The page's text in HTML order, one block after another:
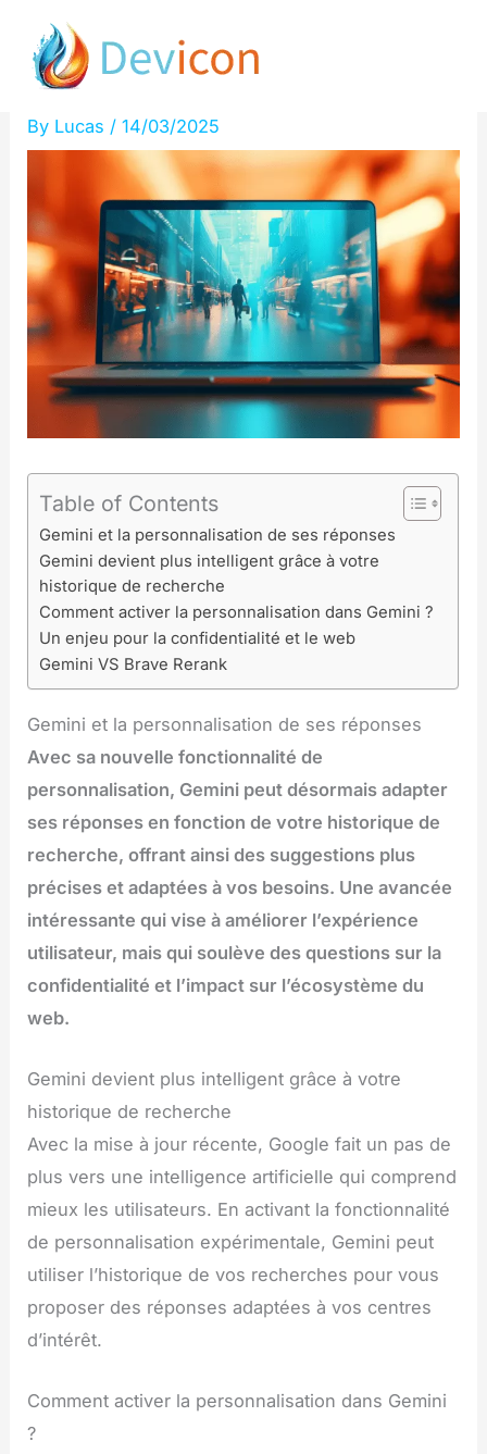
content
vos réponses plus précises
!
By Lucas /14/03/2025
Table of Contents
Gemini et la personnalisation de ses réponses
Gemini devient plus intelligent grâce à votre
historique de recherche
Comment activer la personnalisation dans Gemini ?
Un enjeu pour la confidentialité et le web
Gemini VS Brave Rerank
Gemini et la personnalisation de ses réponses
Avec sa nouvelle fonctionnalité de
personnalisation, Gemini peut désormais adapter
ses réponses en fonction de votre historique de
recherche, offrant ainsi des suggestions plus
précises et adaptées à vos besoins. Une avancée
intéressante qui vise à améliorer l’expérience
utilisateur, mais qui soulève des questions sur la
confidentialité et l’impact sur l’écosystème du
web.
Gemini devient plus intelligent grâce à votre
historique de recherche
Avec la mise à jour récente, Google fait un pas de
plus vers une intelligence artificielle qui comprend
mieux les utilisateurs. En activant la fonctionnalité
de personnalisation expérimentale, Gemini peut
utiliser l’historique de vos recherches pour vous
proposer des réponses adaptées à vos centres
d’intérêt.
Comment activer la personnalisation dans Gemini
?